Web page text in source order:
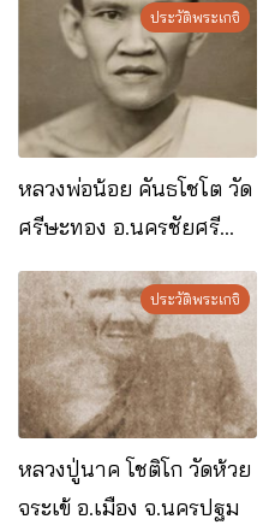
ประวัติพระเกจิ
หลวงพ่อน้อย คันธโชโต วัด
ศรีษะทอง อ.นครชัยศรี
จ.นครปฐม
ประวัติพระเกจิ
หลวงปู่นาค โชติโก วัดห้วย
จระเข้ อ.เมือง จ.นครปฐม